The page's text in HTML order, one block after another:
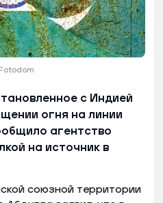
с Индией
огня на линии
агентство
на источник в
союзной территории